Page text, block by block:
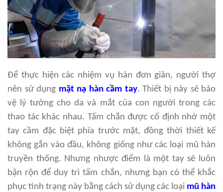
Để thực hiện các nhiệm vụ hàn đơn giản, người thợ
nên sử dụng mặt nạ hàn cầm tay. Thiết bị này sẽ bảo
vệ lý tưởng cho da và mắt của con người trong các
thao tác khác nhau. Tấm chắn được cố định nhờ một
tay cầm đặc biệt phía trước mặt, đồng thời thiết kế
không gắn vào đầu, không giống như các loại mũ hàn
truyền thống. Nhưng nhược điểm là một tay sẽ luôn
bận rộn để duy trì tấm chắn, nhưng bạn có thể khắc
phục tình trạng này bằng cách sử dụng các loại mũ hàn